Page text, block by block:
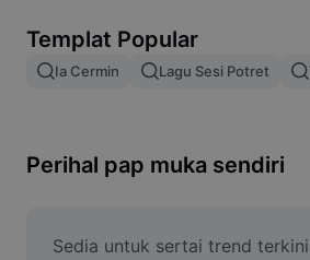
Gabungan imej
Ubah Saiz Imej
Penjana Meme
Templat Popular
Ia Cermin Lagu Sesi Potret
Perihal pap muka sendiri
Sedia untuk sertai trend